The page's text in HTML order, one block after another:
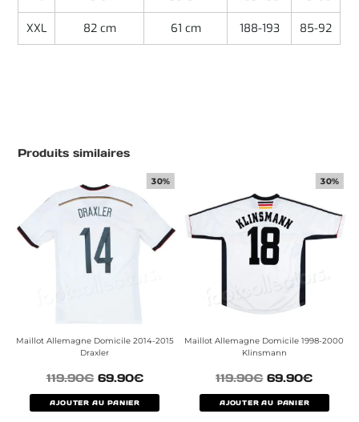
XXL 82 cm 61 cm 188-193 85-92
Produits similaires
30%
Maillot Allemagne Domicile 2014-2015
Draxler
119.90€ 69.90€
AJOUTER AU PANIER
30%
Maillot Allemagne Domicile 1998-2000
Klinsmann
119.90€ 69.90€
AJOUTER AU PANIER